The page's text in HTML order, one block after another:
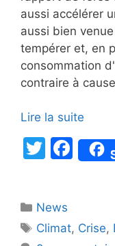
aussi accélérer
aussi bien
tempérer et, en
consommation
contraire à
Lire la suite
T
er
F
a
b
Catégories
News
Étiquettes
Climat, Crise,